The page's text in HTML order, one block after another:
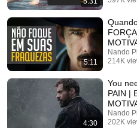
5:11
Nando
214K
4:30
You
PAIN |
Nando
202K